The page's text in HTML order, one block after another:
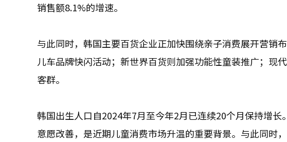
销售额8.1%的增速。
与此同时，韩国主要百货企业正加快围绕亲子消费展开营销
儿车品牌快闪活动；新世界百货则加强功能性童装推广；现
客群。
韩国出生人口自2024年7月至今年2月已连续20个月保持增
意愿改善，是近期儿童消费市场升温的重要背景。与此同时